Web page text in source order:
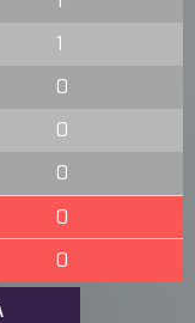
1
0
0
0
0
0